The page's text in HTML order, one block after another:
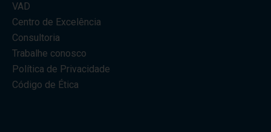
VAD
Centro de Excelência
Consultoria
Trabalhe conosco
Política de Privacidade
Código de Ética